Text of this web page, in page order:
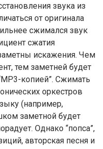
звука из
от оригинала
сжимался звук
сжатия
искажения. Чем
тем заметней будет
копией”. Сжимать
оркестров
(например,
заметной будет
Однако “попса”,
авторская песня и